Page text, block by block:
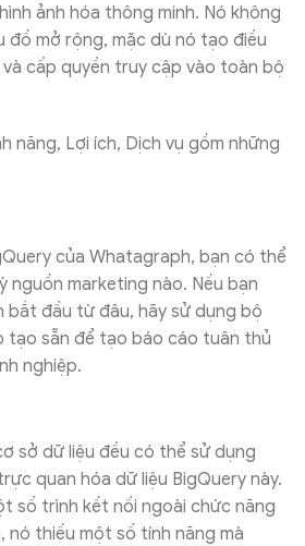
ảnh hóa thông minh. Nó không
đồ mở rộng, mặc dù nó tạo điều
cấp quyền truy cập vào toàn bộ
của Whatagraph, bạn có thể
nguồn marketing nào. Nếu bạn
bắt đầu từ đâu, hãy sử dụng bộ
tạo sẵn để tạo báo cáo tuân thủ
nghiệp.
sở dữ liệu đều có thể sử dụng
quan hóa dữ liệu BigQuery này.
số trình kết nối ngoài chức năng
nó thiếu một số tính năng mà